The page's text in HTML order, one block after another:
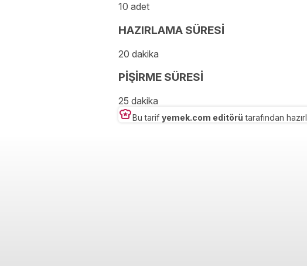
10 adet
HAZIRLAMA SÜRESİ
20 dakika
PİŞİRME SÜRESİ
25 dakika
Bu tarif yemek.com editörü tarafından